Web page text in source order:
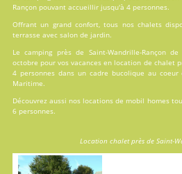
Rançon pouvant accueillir jusqu'à 4 personnes.
Offrant un grand confort, tous nos chalets
terrasse avec salon de jardin.
Le camping près de Saint-Wandrille-Rançon
octobre pour vos vacances en location de chalet
4 personnes dans un cadre bucolique au coeur
Maritime.
Découvrez aussi nos locations de mobil homes
6 personnes.
Location chalet près de Saint-